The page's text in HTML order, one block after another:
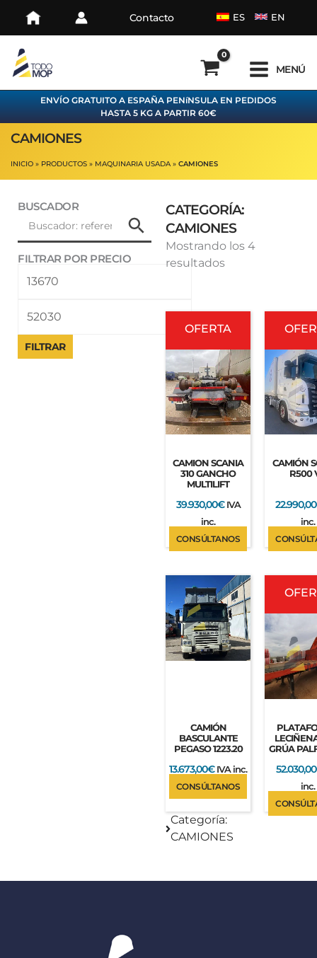
Contacto ES EN
MENÚ
ENVÍO GRATUITO A ESPAÑA PENíNSULA EN PEDIDOS
HASTA 5 KG A PARTIR 60€
CAMIONES
INICIO PRODUCTOS MAQUINARIA USADA CAMIONES
BUSCADOR
FILTRAR POR PRECIO
mínimo
máximo
FILTRAR
CATEGORÍA:
CAMIONES
Mostrando los 4
resultados
Ordenado
por
OFERTA
CAMION SCANIA
310 GANCHO
MULTILIFT
precio
era:
42.350,00€.
39.930,00€
precio
es:
39.930,00€.
IVA
inc.
CONSÚLTANOS
CAMIÓN
R500
precio
era:
22.990,00
inc.
CAMIÓN
BASCULANTE
PEGASO 1223.20
13.673,00€ IVA inc.
CONSÚLTANOS
GRÚA
precio
era:
52.030,00
inc.
Categoría:
CAMIONES